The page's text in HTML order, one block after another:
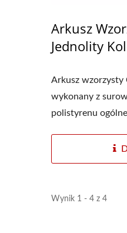
Arkusz
Jednolity
Arkusz wzorzysty
wykonany z
polistyrenu
Wynik 1 - 4 z 4